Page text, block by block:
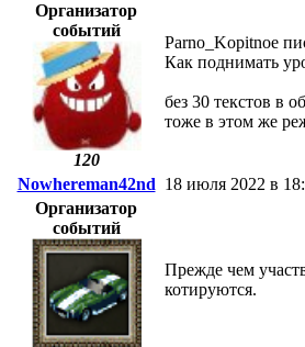
Организатор
событий
120
Parno_Kopitnoe
Как поднимать
без 30 текстов в
тоже в этом же
Nowhereman42nd 18 июля 2022 в
Организатор
событий
Прежде чем
котируются.